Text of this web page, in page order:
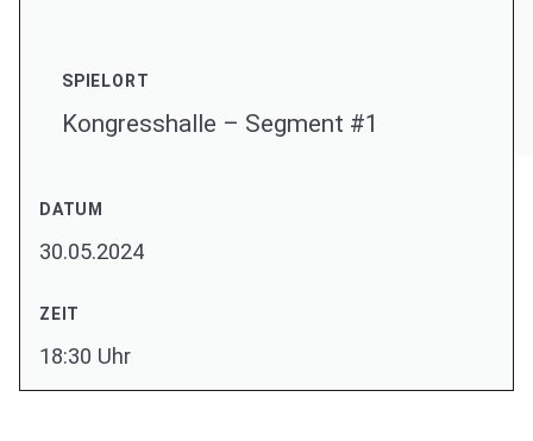
SPIELORT
Kongresshalle – Segment #1
DATUM
30.05.2024
ZEIT
18:30 Uhr